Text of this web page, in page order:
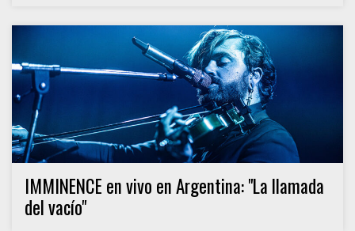
IMMINENCE en vivo en Argentina: "La llamada
del vacío"